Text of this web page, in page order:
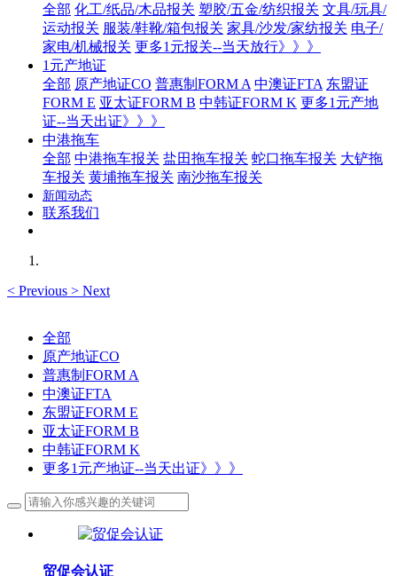
全部 化工/纸品/木品报关 塑胶/五金/纺织报关 文具/玩具/
运动报关 服装/鞋靴/箱包报关 家具/沙发/家纺报关 电子/
家电/机械报关 更多1元报关--当天放行》》》
1元产地证
全部 原产地证CO 普惠制FORM A 中澳证FTA 东盟证
FORM E 亚太证FORM B 中韩证FORM K 更多1元产地
证--当天出证》》》
中港拖车
全部 中港拖车报关 盐田拖车报关 蛇口拖车报关 大铲拖
车报关 黄埔拖车报关 南沙拖车报关
新闻动态
联系我们
< Previous > Next
全部
原产地证CO
普惠制FORM A
中澳证FTA
东盟证FORM E
亚太证FORM B
中韩证FORM K
更多1元产地证--当天出证》》》
贸促会认证